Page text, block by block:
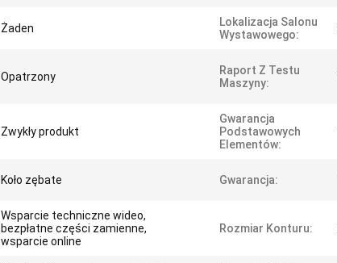
Żaden
Lokalizacja Salonu
Wystawowego:
Opatrzony
Raport Z Testu
Maszyny:
Zwykły produkt
Gwarancja
Podstawowych
Elementów:
Koło zębate Gwarancja:
Wsparcie techniczne wideo,
bezpłatne części zamienne,
wsparcie online
Rozmiar Konturu: